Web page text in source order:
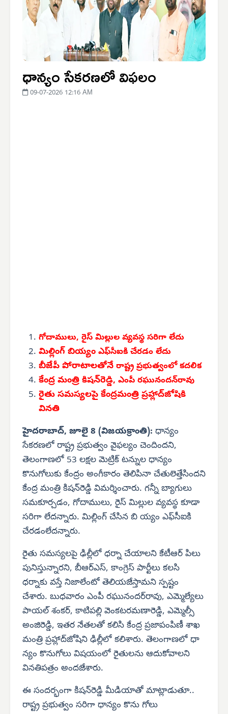
ధాన్యం సేకరణలో విఫలం
09-07-2026 12:16 AM
గోదాములు, రైస్ మిల్లుల వ్యవస్థ సరిగా లేదు
మిల్లింగ్ బియ్యం ఎఫ్‌సీఐకి చేరడం లేదు
బీజేపీ పోరాటాలతోనే రాష్ట్ర ప్రభుత్వంలో కదలిక
కేంద్ర మంత్రి కిషన్‌రెడ్డి, ఎంపీ రఘునందన్‌రావు
రైతు సమస్యలపై కేంద్రమంత్రి ప్రహ్లాద్‌జోషికి
వినతి
హైదరాబాద్, జూలై 8 (విజయక్రాంతి): ధాన్యం
సేకరణలో రాష్ట్ర ప్రభుత్వం వైఫల్యం చెందిందని,
తెలంగాణలో 53 లక్షల మెట్రిక్ టన్నుల ధాన్యం
కొనుగోలుకు కేంద్రం అంగీకారం తెలిపినా చేతులెత్తేసిందని
కేంద్ర మంత్రి కిషన్‌రెడ్డి విమర్శించారు. గన్నీ బ్యాగులు
సమకూర్చడం, గోదాములు, రైస్ మిల్లుల వ్యవస్థ కూడా
సరిగా లేదన్నారు. మిల్లింగ్ చేసిన బి య్యం ఎఫ్‌సీఐకి
చేరడంలేదన్నారు.
రైతు సమస్యలపై ఢిల్లీలో ధర్నా చేయాలని కేటీఆర్ పిలు
పునిస్తున్నారని, బీఆర్‌ఎస్, కాంగ్రెస్ పార్టీలు కలసి
ధర్నాకు వస్తే నిజాలేంటో తెలియజేస్తామని స్పష్టం
చేశారు. బుధవారం ఎంపీ రఘునందర్‌రావు, ఎమ్మెల్యేలు
పాయల్ శంకర్, కాటిపల్లి వెంకటరమణారెడ్డి, ఎమ్మెల్సీ
అంజిరెడ్డి, ఇతర నేతలతో కలిసి కేంద్ర ప్రజాపంపిణీ శాఖ
మంత్రి ప్రహ్లాద్‌జోషిని ఢిల్లీలో కలిశారు. తెలంగాణలో ధా
న్యం కొనుగోలు విషయంలో రైతులను ఆదుకోవాలని
వినతిపత్రం అందజేశారు.
ఈ సందర్భంగా కిషన్‌రెడ్డి మీడియాతో మాట్లాడుతూ..
రాష్ట్ర ప్రభుత్వం సరిగా ధాన్యం కొను గోలు